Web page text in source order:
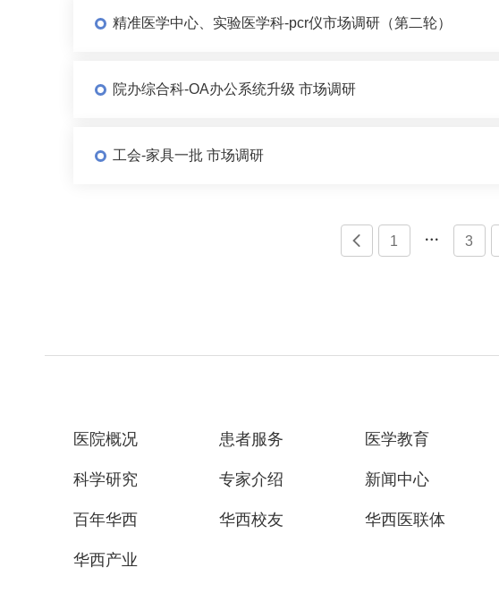
精准医学中心、实验医学科-pcr仪市场调研（第二轮）
院办综合科-OA办公系统升级 市场调研
工会-家具一批 市场调研
 1  3
医院概况 患者服务 医学教育
科学研究 专家介绍 新闻中心
百年华西 华西校友 华西医联体
华西产业